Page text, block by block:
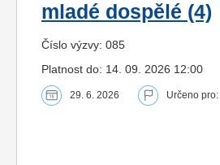
mladé dospělé (4)
Číslo výzvy: 085
Platnost do: 14. 09. 2026 12:00
29. 6. 2026 Určeno pro: